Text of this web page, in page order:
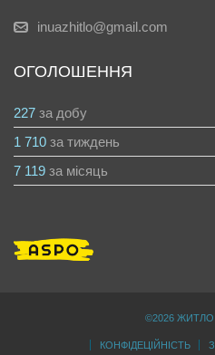
inuazhitlo@gmail.com
ОГОЛОШЕННЯ
227 за добу
1 710 за тиждень
7 119 за місяць
©2026 ЖИТЛО
КОНФІДЕЦІЙНІСТЬ